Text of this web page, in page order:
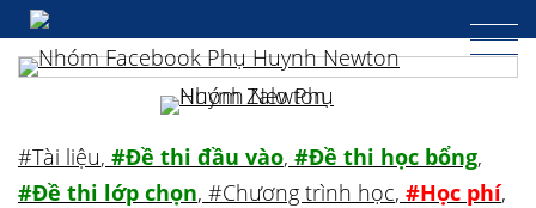
#Tài liệu, #Đề thi đầu vào, #Đề thi học bổng,
#Đề thi lớp chọn, #Chương trình học, #Học phí,